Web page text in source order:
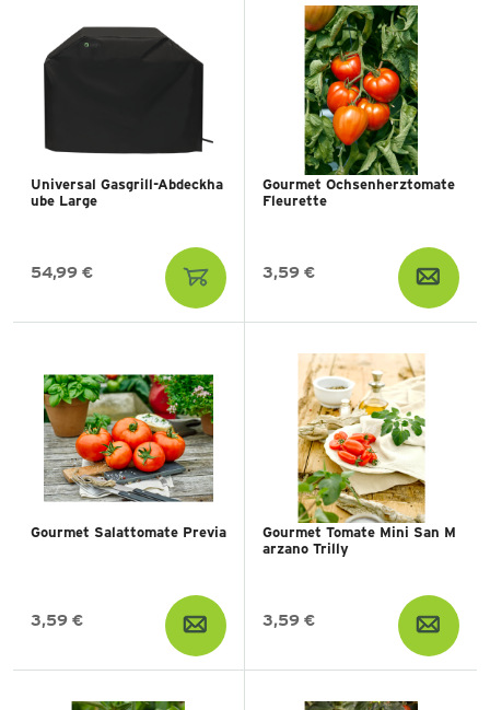
Universal Gasgrill-Abdeckha
ube Large
54,99 €
Gourmet Ochsenherztomate
Fleurette
3,59 €
Gourmet Salattomate Previa
3,59 €
Gourmet Tomate Mini San M
arzano Trilly
3,59 €